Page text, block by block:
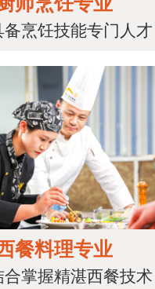
备烹饪技能专门人才
餐料理专业
合掌握精湛西餐技术